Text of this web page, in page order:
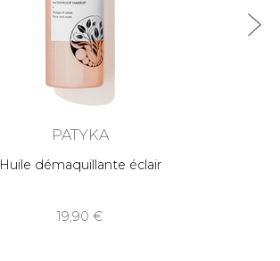
PATYKA
Huile démaquillante éclair
19,90